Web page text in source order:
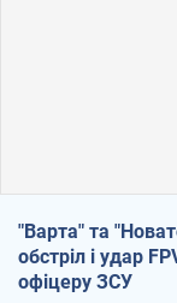
"Варта" та
обстріл і удар
офіцеру ЗСУ